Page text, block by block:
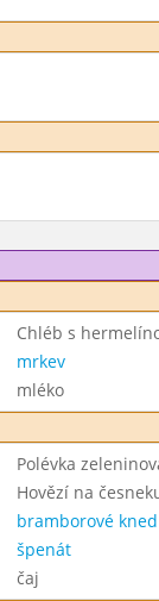
Chléb s
mrkev
mléko
Polévka
Hovězí na
bramborové
špenát
čaj